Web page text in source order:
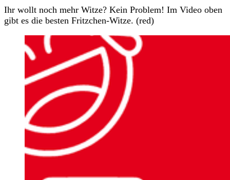
Ihr wollt noch mehr Witze? Kein Problem! Im Video oben
gibt es die besten Fritzchen-Witze. (red)